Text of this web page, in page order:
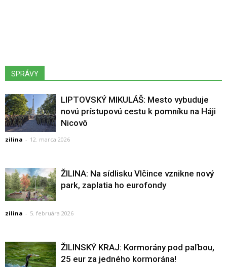
SPRÁVY
LIPTOVSKÝ MIKULÁŠ: Mesto vybuduje
novú prístupovú cestu k pomníku na Háji
Nicovô
zilina - 12. marca 2026
ŽILINA: Na sídlisku Vlčince vznikne nový
park, zaplatia ho eurofondy
zilina - 5. februára 2026
ŽILINSKÝ KRAJ: Kormorány pod paľbou,
25 eur za jedného kormorána!